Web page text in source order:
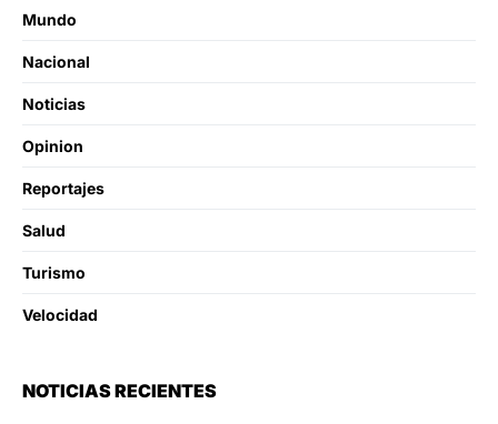
Mundo
Nacional
Noticias
Opinion
Reportajes
Salud
Turismo
Velocidad
NOTICIAS RECIENTES